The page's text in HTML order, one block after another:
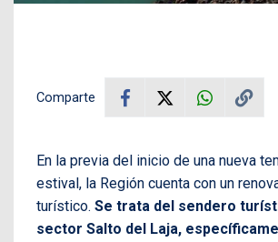
Comparte
En la previa del inicio de una nueva
estival, la Región cuenta con un
turístico. Se trata del sendero
sector Salto del Laja,